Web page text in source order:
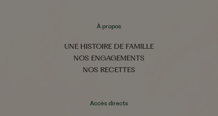
À propos
UNE HISTOIRE DE FAMILLE
NOS ENGAGEMENTS
NOS RECETTES
Accès directs